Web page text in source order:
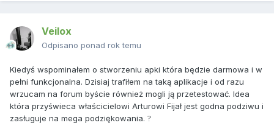
Veilox
Odpisano ponad rok temu
Kiedyś wspominałem o stworzeniu apki która będzie darmowa i w
pełni funkcjonalna. Dzisiaj trafiłem na taką aplikacje i od razu
wrzucam na forum byście również mogli ją przetestować. Idea
która przyświeca właścicielowi Arturowi Fijał jest godna podziwu i
zasługuje na mega podziękowania. ?